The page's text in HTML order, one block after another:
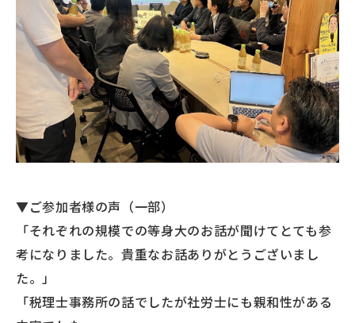
▼ご参加者様の声（一部）
「それぞれの規模での等身大のお話が聞けてとても参
考になりました。貴重なお話ありがとうございまし
た。」
「税理士事務所の話でしたが社労士にも親和性がある